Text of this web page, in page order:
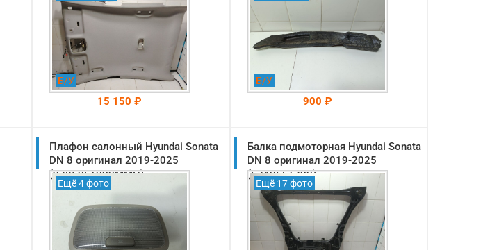
Б/У
15 150 ₽
На складе: Раменское
-->
Б/У
900 ₽
На складе: Раменское
-->
Плафон салонный Hyundai Sonata
DN 8 оригинал 2019-2025
(92850L1000MMH)
Ещё 4 фото
Балка подмоторная Hyundai Sonata
DN 8 оригинал 2019-2025
(62405L1200)
Ещё 17 фото